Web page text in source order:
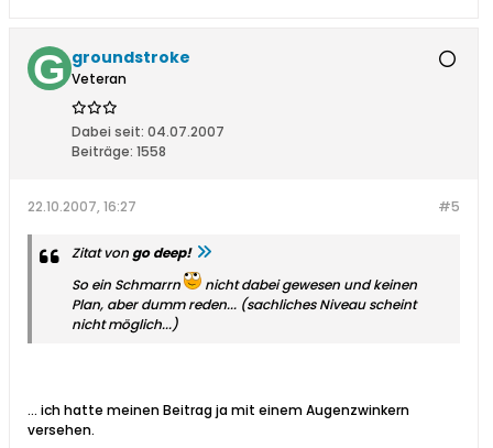
groundstroke
Veteran
Dabei seit: 04.07.2007
Beiträge: 1558
#5
22.10.2007, 16:27
Zitat von go deep!
So ein Schmarrn
nicht dabei gewesen und keinen
Plan, aber dumm reden... (sachliches Niveau scheint
nicht möglich...)
... ich hatte meinen Beitrag ja mit einem Augenzwinkern
versehen.